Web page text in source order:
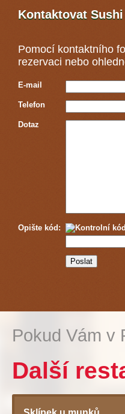
Kontaktovat
Pomocí kontaktního
rezervaci nebo
E-mail
Telefon
Dotaz
Opište kód:
Pokud Vám v
Další